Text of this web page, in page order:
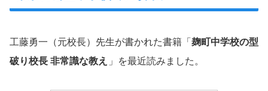
工藤勇一（元校長）先生が書かれた書籍「 麹町中学校の型
破り校長 非常識な教え
」を最近読みました。